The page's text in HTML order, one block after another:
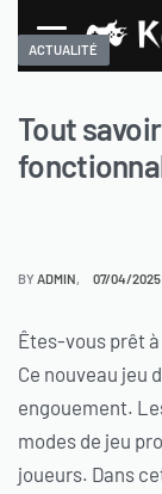
ACTUALITÉ
Tout
BYADMIN 07/04/2025
Êtes-vous prêt
Ce nouveau jeu
engouement.
modes de jeu
joueurs. Dans